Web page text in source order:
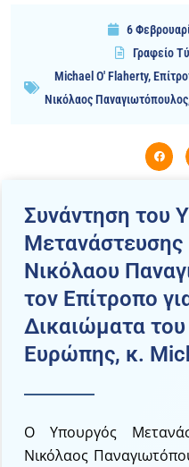
6
Γραφείο
Michael O' Flaherty,
Νικόλαος Παναγιωτόπουλος
Συνάντηση του
Μετανάστευσης
Νικόλαου
τον Επίτροπο
Δικαιώματα
Ευρώπης, κ.
Ο Υπουργός
Νικόλαος